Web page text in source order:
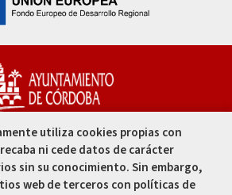
1. 14002
- España
utiliza cookies propias con
ni cede datos de carácter
sin su conocimiento. Sin embargo,
web de terceros con políticas de